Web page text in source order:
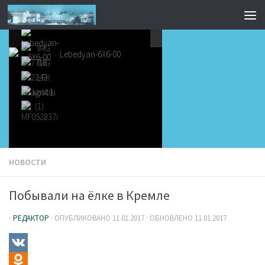
НОВОСТИ
Побывали на ёлке в Кремле
-РЕДАКТОР · ОПУБЛИКОВАНО 11.01.2017 · ОБНОВЛЕНО 11.01.2017
VK